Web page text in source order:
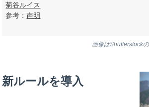
菊谷ルイス
参考：声明
画像はShutterstock
新ルールを導入